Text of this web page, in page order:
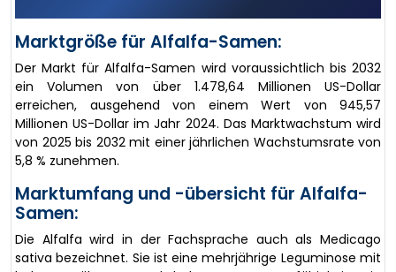
Marktgröße für Alfalfa-Samen:
Der Markt für Alfalfa-Samen wird voraussichtlich bis 2032
ein Volumen von über 1.478,64 Millionen US-Dollar
erreichen, ausgehend von einem Wert von 945,57
Millionen US-Dollar im Jahr 2024. Das Marktwachstum wird
von 2025 bis 2032 mit einer jährlichen Wachstumsrate von
5,8 % zunehmen.
Marktumfang und -übersicht für Alfalfa-
Samen:
Die Alfalfa wird in der Fachsprache auch als Medicago
sativa bezeichnet. Sie ist eine mehrjährige Leguminose mit